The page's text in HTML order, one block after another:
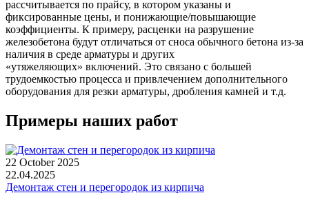
рассчитывается по прайсу, в котором указаны и
фиксированные цены, и понижающие/повышающие
коэффициенты. К примеру, расценки на разрушение
железобетона будут отличаться от сноса обычного бетона из-за
наличия в среде арматуры и других
«утяжеляющих» включений. Это связано с большей
трудоемкостью процесса и привлечением дополнительного
оборудования для резки арматуры, дробления камней и т.д.
Примеры наших работ
22 October 2025
22.04.2025
Демонтаж стен и перегородок из кирпича